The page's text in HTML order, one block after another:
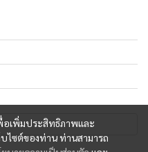
อเพิ่มประสิทธิภาพและ
ไซต์ของท่าน ท่านสามารถ